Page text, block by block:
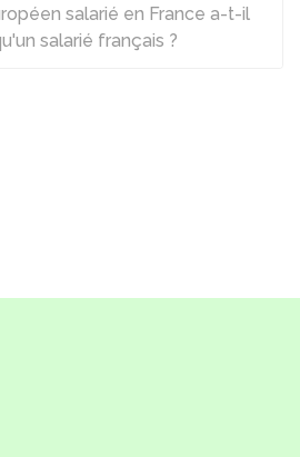
salarié en France a-t-il
salarié français ?